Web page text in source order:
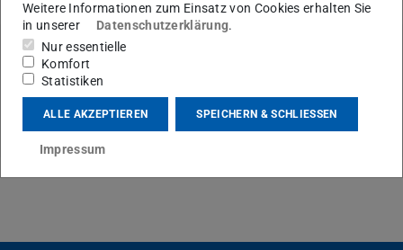
Zum Interview
Weitere Informationen zum Einsatz von Cookies erhalten Sie
in unserer
Datenschutzerklärung.
Nur essentielle
Komfort
Statistiken
ALLE AKZEPTIEREN SPEICHERN & SCHLIESSEN
Impressum